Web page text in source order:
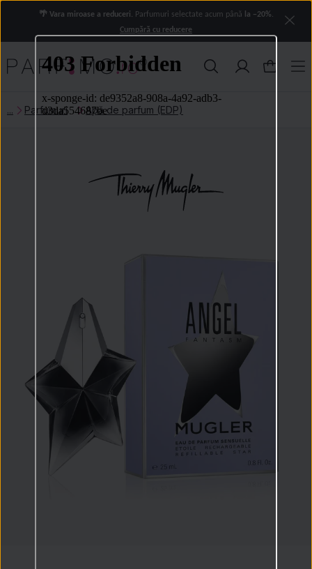
🌴 Vara miroase a reduceri. Parfumuri selectate acum până la −20%.
Cumpără cu reducere
Parfumuri Apă de parfum (EDP)